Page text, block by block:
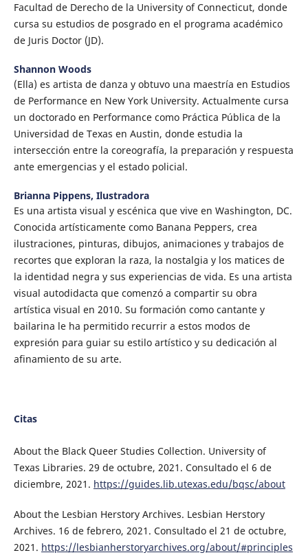
Facultad de Derecho de la University of Connecticut, donde
cursa su estudios de posgrado en el programa académico
de Juris Doctor (JD).
Shannon Woods
(Ella) es artista de danza y obtuvo una maestría en Estudios
de Performance en New York University. Actualmente cursa
un doctorado en Performance como Práctica Pública de la
Universidad de Texas en Austin, donde estudia la
intersección entre la coreografía, la preparación y respuesta
ante emergencias y el estado policial.
Brianna Pippens, Ilustradora
Es una artista visual y escénica que vive en Washington, DC.
Conocida artísticamente como Banana Peppers, crea
ilustraciones, pinturas, dibujos, animaciones y trabajos de
recortes que exploran la raza, la nostalgia y los matices de
la identidad negra y sus experiencias de vida. Es una artista
visual autodidacta que comenzó a compartir su obra
artística visual en 2010. Su formación como cantante y
bailarina le ha permitido recurrir a estos modos de
expresión para guiar su estilo artístico y su dedicación al
afinamiento de su arte.
Citas
About the Black Queer Studies Collection. University of
Texas Libraries. 29 de octubre, 2021. Consultado el 6 de
diciembre, 2021. https://guides.lib.utexas.edu/bqsc/about
About the Lesbian Herstory Archives. Lesbian Herstory
Archives. 16 de febrero, 2021. Consultado el 21 de octubre,
2021. https://lesbianherstoryarchives.org/about/#principles